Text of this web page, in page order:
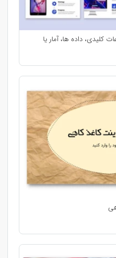
کلیدی، داده ها، آمار یا